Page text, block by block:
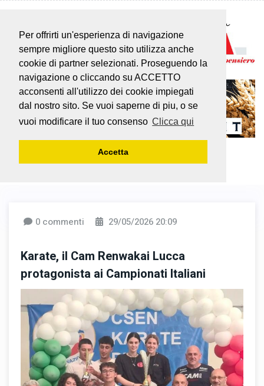
Per offrirti un'esperienza di navigazione
sempre migliore questo sito utilizza anche
cookie di partner selezionati. Proseguendo la
navigazione o cliccando su ACCETTO
acconsenti all'utilizzo dei cookie impiegati
dal nostro sito. Se vuoi saperne di piu, o se
vuoi modificare il tuo consenso Clicca qui
Accetta
0 commenti 29/05/2026 20:09
Karate, il Cam Renwakai Lucca
protagonista ai Campionati Italiani